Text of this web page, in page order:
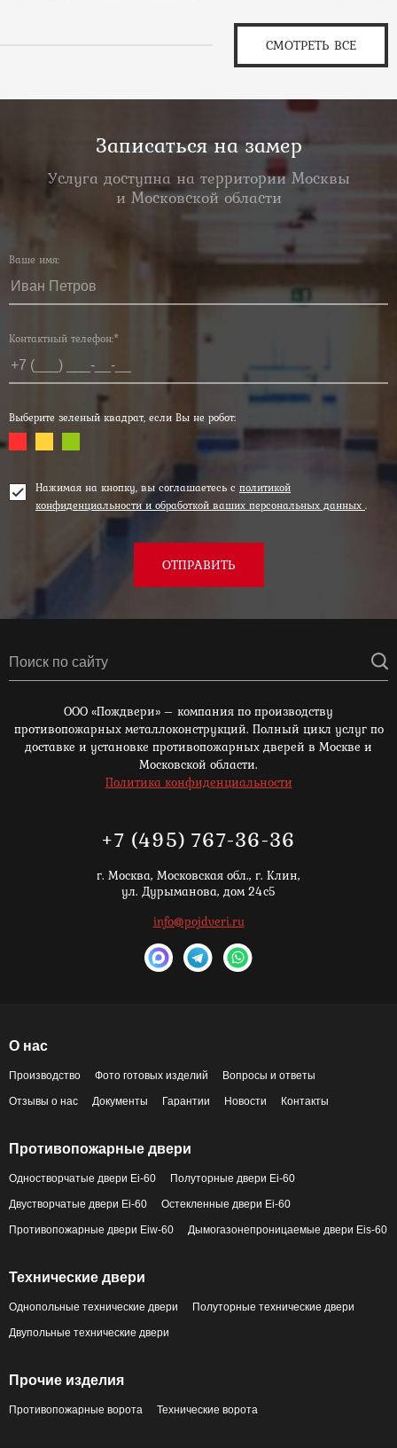
СМОТРЕТЬ ВСЕ
Записаться на замер
Услуга доступна на территории Москвы
и Московской области
Ваше имя:
Контактный телефон:*
Выберите зеленый квадрат, если Вы не робот:
Нажимая на кнопку, вы соглашаетесь с политикой
конфиденциальности и обработкой ваших персональных данных .
ОТПРАВИТЬ
ООО «Пождвери» – компания по производству
противопожарных металлоконструкций. Полный цикл услуг по
доставке и установке противопожарных дверей в Москве и
Московской области.
Политика конфиденциальности
+7 (495) 767-36-36
г. Москва, Московская обл., г. Клин,
ул. Дурыманова, дом 24с5
info@pojdveri.ru
О нас
Производство Фото готовых изделий Вопросы и ответы
Отзывы о нас Документы Гарантии Новости Контакты
Противопожарные двери
Одностворчатые двери Ei-60 Полуторные двери Ei-60
Двустворчатые двери Ei-60 Остекленные двери Ei-60
Противопожарные двери Eiw-60 Дымогазонепроницаемые двери Eis-60
Технические двери
Однопольные технические двери Полуторные технические двери
Двупольные технические двери
Прочие изделия
Противопожарные ворота Технические ворота